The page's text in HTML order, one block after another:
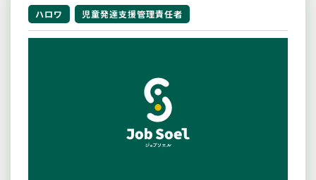
ハロワ 児童発達支援管理責任者